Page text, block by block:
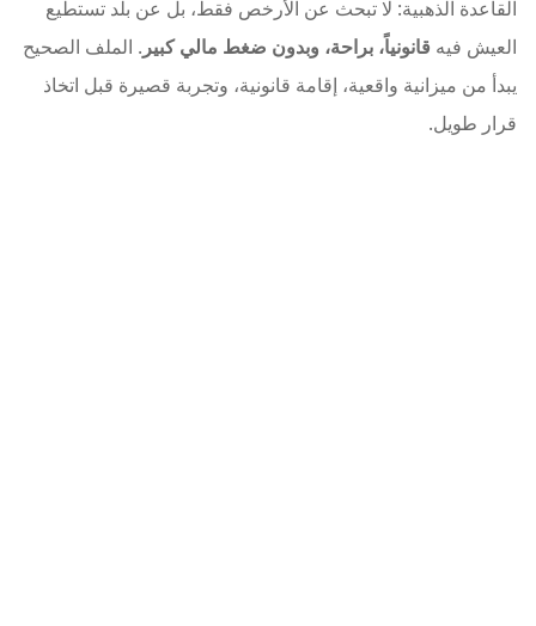
القاعدة الذهبية: لا تبحث عن الأرخص فقط، بل عن بلد تستطيع
العيش فيه قانونياً، براحة، وبدون ضغط مالي كبير . الملف الصحيح
يبدأ من ميزانية واقعية، إقامة قانونية، وتجربة قصيرة قبل اتخاذ
قرار طويل.